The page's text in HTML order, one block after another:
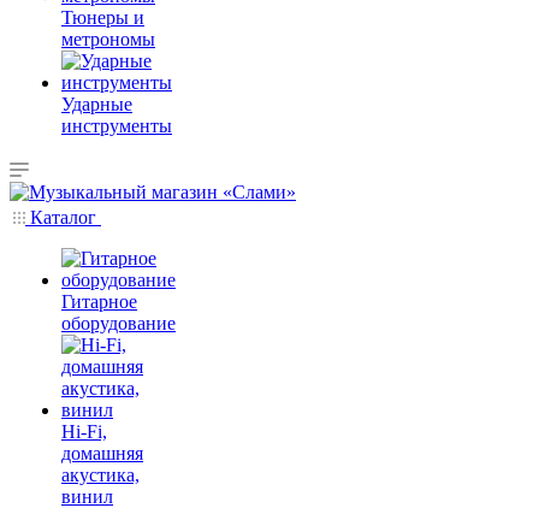
Тюнеры и
метрономы
Ударные
инструменты
Каталог
Гитарное
оборудование
Hi-Fi,
домашняя
акустика,
винил